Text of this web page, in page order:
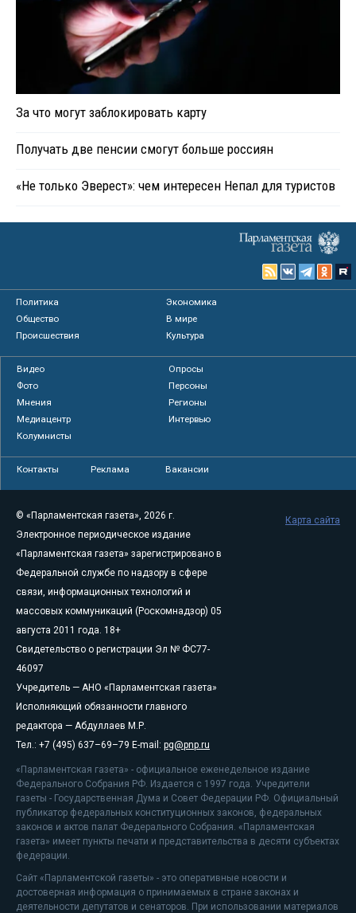
За что могут заблокировать карту
Получать две пенсии смогут больше россиян
«Не только Эверест»: чем интересен Непал для туристов
Политика
Экономика
Общество
В мире
Происшествия
Культура
Видео
Опросы
Фото
Персоны
Мнения
Регионы
Медиацентр
Интервью
Колумнисты
Контакты Реклама Вакансии
© «Парламентская газета», 2026 г.
Электронное периодическое издание
«Парламентская газета» зарегистрировано в
Федеральной службе по надзору в сфере
связи, информационных технологий и
массовых коммуникаций (Роскомнадзор) 05
августа 2011 года. 18+
Свидетельство о регистрации Эл № ФС77-
46097
Учредитель — АНО «Парламентская газета»
Исполняющий обязанности главного
редактора — Абдуллаев М.Р.
Тел.: +7 (495) 637–69–79 E-mail: pg@pnp.ru
«Парламентская газета» - официальное еженедельное издание
Федерального Собрания РФ. Издается с 1997 года. Учредители
газеты - Государственная Дума и Совет Федерации РФ. Официальный
публикатор федеральных конституционных законов, федеральных
законов и актов палат Федерального Собрания. «Парламентская
газета» имеет пункты печати и представительства в десяти субъектах
федерации.
Сайт «Парламентской газеты» - это оперативные новости и
достоверная информация о принимаемых в стране законах и
деятельности депутатов и сенаторов. При использовании материалов
Карта сайта